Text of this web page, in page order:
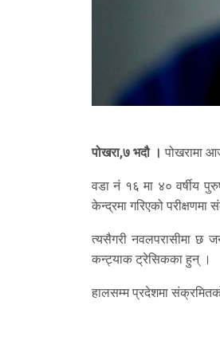
पोखरा,७ भदौ । पोखरामा
वडा नं १६ मा ४० वर्षीय
केन्द्रमा गरिएको
त्यसैगरी नवलपरासीमा छ
कन्ट्याक ट्रेसिकका हुन् ।
हालसम्म प्रदेशमा